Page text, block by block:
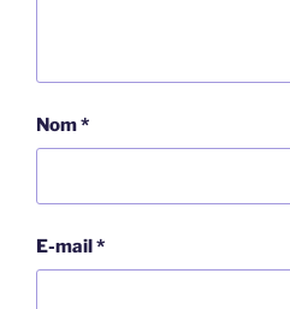
Nom*
E-mail*